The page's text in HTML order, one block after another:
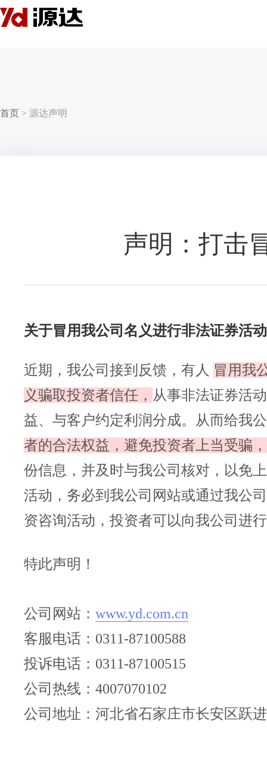
首页 > 源达声明
声明：打击
关于冒用我公司名义进行非法证券活
近期，我公司接到反馈，有人 冒用我
义骗取投资者信任， 从事非法证券活
益、与客户约定利润分成。从而给我
者的合法权益，避免投资者上当受骗，
份信息，并及时与我公司核对，以免
活动，务必到我公司网站或通过我公
资咨询活动，投资者可以向我公司进
特此声明！
公司网站： www.yd.com.cn
客服电话：0311-87100588
投诉电话：0311-87100515
公司热线：4007070102
公司地址：河北省石家庄市长安区跃